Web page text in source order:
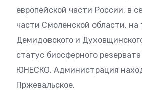
европейской части России, в
части Смоленской области, на
Демидовского и
статус биосферного
ЮНЕСКО. Администрация
Пржевальское.